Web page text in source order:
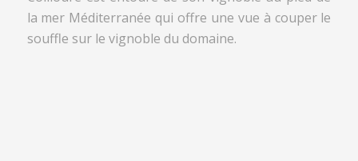
la mer Méditerranée qui offre une vue à couper le
souffle sur le vignoble du domaine.